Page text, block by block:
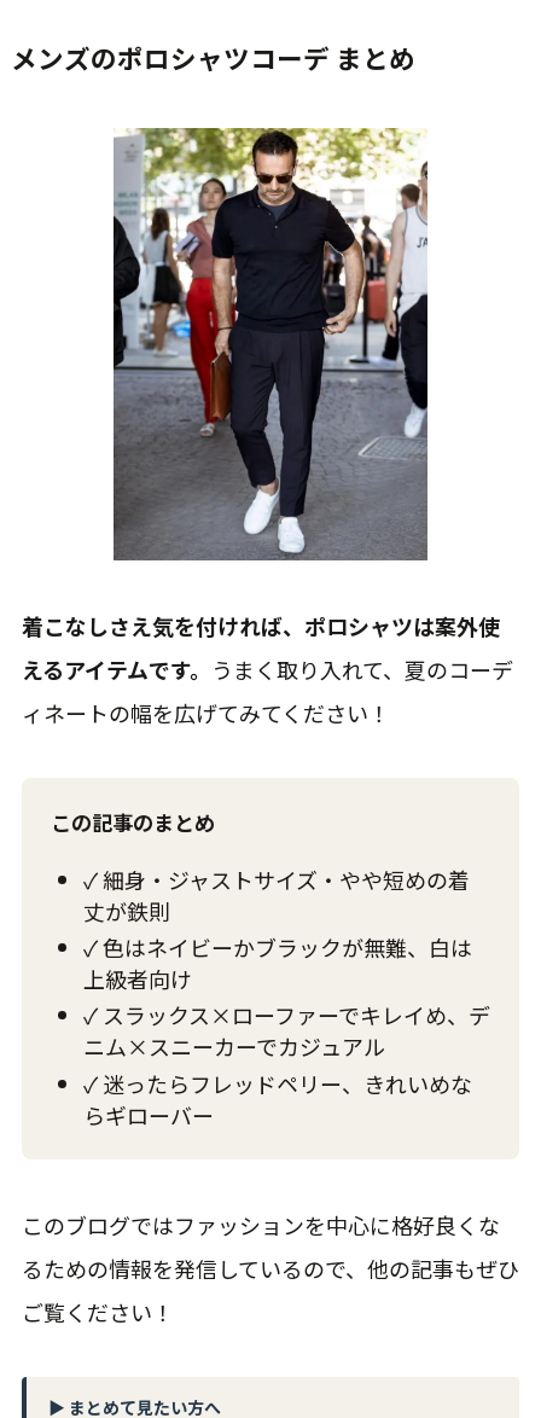
メンズのポロシャツコーデ まとめ
着こなしさえ気を付ければ、ポロシャツは案外使
えるアイテムです。 うまく取り入れて、夏のコーデ
ィネートの幅を広げてみてください！
この記事のまとめ
✓ 細身・ジャストサイズ・やや短めの着
丈が鉄則
✓ 色はネイビーかブラックが無難、白は
上級者向け
✓ スラックス×ローファーでキレイめ、デ
ニム×スニーカーでカジュアル
✓ 迷ったらフレッドペリー、きれいめな
らギローバー
このブログではファッションを中心に格好良くな
るための情報を発信しているので、他の記事もぜひ
ご覧ください！
▶ まとめて見たい方へ